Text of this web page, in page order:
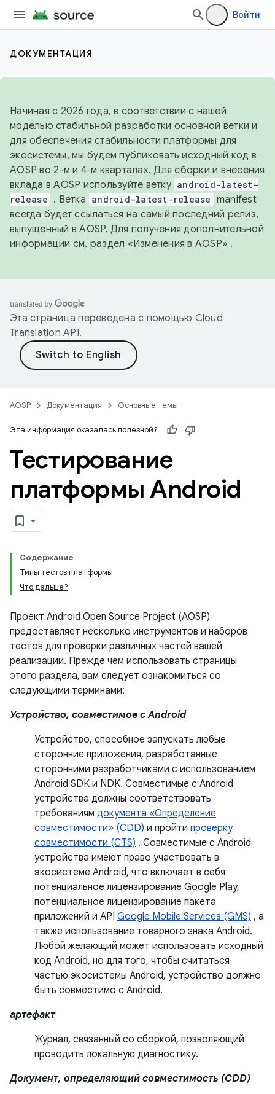
Войти
ДОКУМЕНТАЦИЯ
Начиная с 2026 года, в соответствии с нашей
моделью стабильной разработки основной ветки и
для обеспечения стабильности платформы для
экосистемы, мы будем публиковать исходный код в
AOSP во 2-м и 4-м кварталах. Для сборки и внесения
вклада в AOSP используйте ветку android-latest-
release . Ветка android-latest-release manifest
всегда будет ссылаться на самый последний релиз,
выпущенный в AOSP. Для получения дополнительной
информации см. раздел «Изменения в AOSP» .
Эта страница переведена с помощью Cloud
Translation API.
AOSP Документация Основные темы
Эта информация оказалась полезной?
Тестирование
платформы Android
Содержание
Типы тестов платформы
Что дальше?
Проект Android Open Source Project (AOSP)
предоставляет несколько инструментов и наборов
тестов для проверки различных частей вашей
реализации. Прежде чем использовать страницы
этого раздела, вам следует ознакомиться со
следующими терминами:
Устройство, совместимое с Android
Устройство, способное запускать любые
сторонние приложения, разработанные
сторонними разработчиками с использованием
Android SDK и NDK. Совместимые с Android
устройства должны соответствовать
требованиям документа «Определение
совместимости» (CDD) и пройти проверку
совместимости (CTS) . Совместимые с Android
устройства имеют право участвовать в
экосистеме Android, что включает в себя
потенциальное лицензирование Google Play,
потенциальное лицензирование пакета
приложений и API Google Mobile Services (GMS) , а
также использование товарного знака Android.
Любой желающий может использовать исходный
код Android, но для того, чтобы считаться
частью экосистемы Android, устройство должно
быть совместимо с Android.
артефакт
Журнал, связанный со сборкой, позволяющий
проводить локальную диагностику.
Документ, определяющий совместимость (CDD)